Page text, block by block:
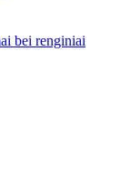
bei renginiai